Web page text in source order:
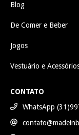
Blog
De Comer e Beber
Jogos
Vestuário e
CONTATO
WhatsApp